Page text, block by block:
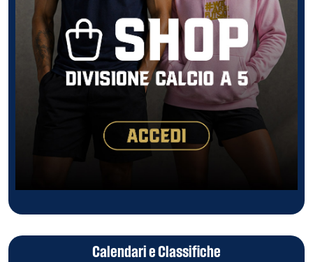
Calendari e Classifiche